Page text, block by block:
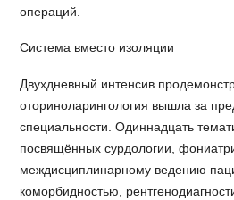
операций.
Система вместо изоляции
Двухдневный интенсив
оториноларингология вышла за
специальности. Одиннадцать
посвящённых сурдологии,
междисциплинарному ведению
коморбидностью,